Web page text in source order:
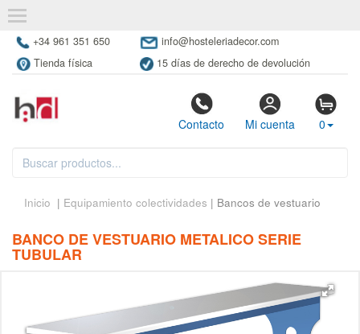
+34 961 351 650
info@hosteleriadecor.com
Tienda física
15 días de derecho de devolución
Contacto Mi cuenta 0
Inicio | Equipamiento colectividades | Bancos de vestuario
BANCO DE VESTUARIO METALICO SERIE
TUBULAR